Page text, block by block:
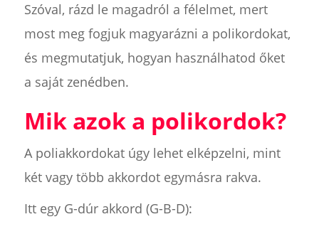
Szóval, rázd le magadról a félelmet, mert
most meg fogjuk magyarázni a polikordokat,
és megmutatjuk, hogyan használhatod őket
a saját zenédben.
Mik azok a polikordok?
A poliakkordokat úgy lehet elképzelni, mint
két vagy több akkordot egymásra rakva.
Itt egy G-dúr akkord (G-B-D):